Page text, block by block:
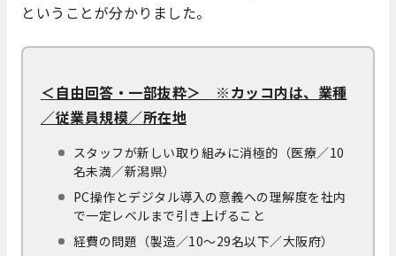
ということが分かりました。
＜自由回答・一部抜粋＞ ※カッコ内は、業種
／従業員規模／所在地
スタッフが新しい取り組みに消極的（医療／10
名未満／新潟県）
PC操作とデジタル導入の意義への理解度を社内
で一定レベルまで引き上げること
経費の問題（製造／10～29名以下／大阪府）